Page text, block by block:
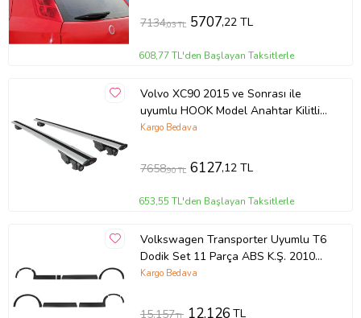
7134,03 TL 5707,22 TL
608,77 TL'den Başlayan Taksitlerle
Volvo XC90 2015 ve Sonrası ile
uyumlu HOOK Model Anahtar Kilitli
Ara Atkı Tavan Barı GRİ
Kargo Bedava
7658,90 TL 6127,12 TL
653,55 TL'den Başlayan Taksitlerle
Volkswagen Transporter Uyumlu T6
Dodik Set 11 Parça ABS K.Ş. 2010
2014 Model Aras
Kargo Bedava
15.157 12.126TL